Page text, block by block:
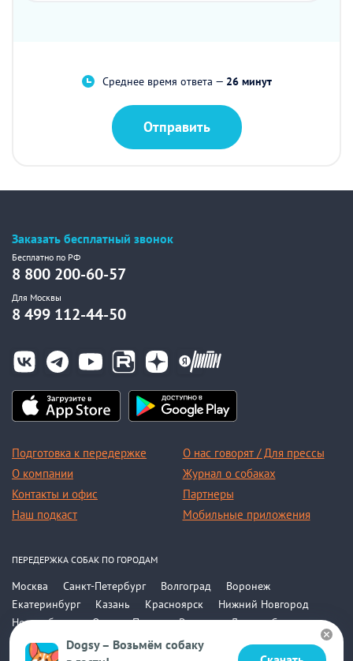
Dogsy – Возьмём собаку
Среднее время ответа — 26 минут
Отправить
Заказать бесплатный звонок
Бесплатно по РФ
8 800 200-60-57
Для Москвы
8 499 112-44-50
Подготовка к передержке
О компании
Контакты и офис
Наш подкаст
О нас говорят / Для прессы
Журнал о собаках
Партнеры
Мобильные приложения
ПЕРЕДЕРЖКА СОБАК ПО ГОРОДАМ
Москва Санкт-Петербург Волгоград
Воронеж
Екатеринбург
Казань Красноярск
Нижний Новгород
Новосибирск
Омск Пермь Ростов-на-Дону
Самара
Саратов
Уфа Челябинск Все города